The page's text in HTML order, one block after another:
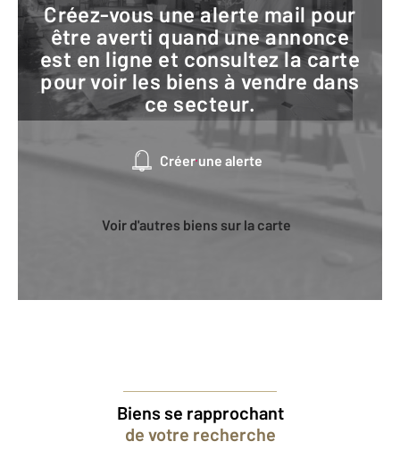
Créez-vous une alerte mail pour
être averti quand une annonce
est en ligne et consultez la carte
pour voir les biens à vendre dans
ce secteur.
Créer une alerte
Voir d'autres biens sur la carte
Biens se rapprochant
de votre recherche